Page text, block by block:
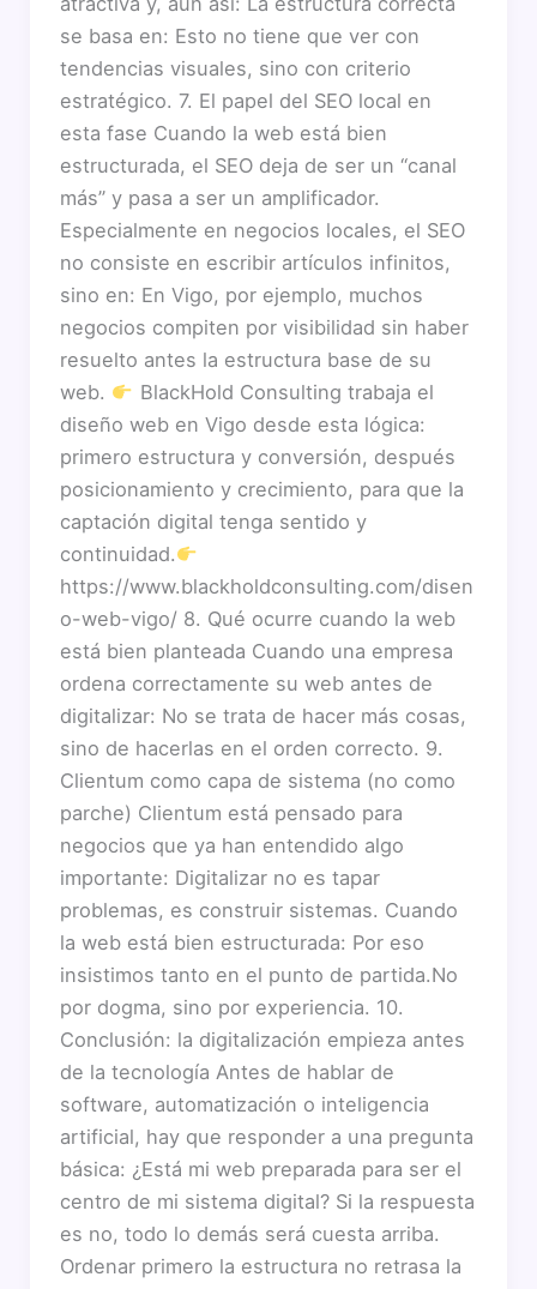
se basa en: Esto no tiene que ver con
tendencias visuales, sino con criterio
estratégico. 7. El papel del SEO local en
esta fase Cuando la web está bien
estructurada, el SEO deja de ser un “canal
más” y pasa a ser un amplificador.
Especialmente en negocios locales, el SEO
no consiste en escribir artículos infinitos,
sino en: En Vigo, por ejemplo, muchos
negocios compiten por visibilidad sin haber
resuelto antes la estructura base de su
web.
BlackHold Consulting trabaja el
diseño web en Vigo desde esta lógica:
primero estructura y conversión, después
posicionamiento y crecimiento, para que la
captación digital tenga sentido y
continuidad.
https://www.blackholdconsulting.com/disen
o-web-vigo/ 8. Qué ocurre cuando la web
está bien planteada Cuando una empresa
ordena correctamente su web antes de
digitalizar: No se trata de hacer más cosas,
sino de hacerlas en el orden correcto. 9.
Clientum como capa de sistema (no como
parche) Clientum está pensado para
negocios que ya han entendido algo
importante: Digitalizar no es tapar
problemas, es construir sistemas. Cuando
la web está bien estructurada: Por eso
insistimos tanto en el punto de partida.No
por dogma, sino por experiencia. 10.
Conclusión: la digitalización empieza antes
de la tecnología Antes de hablar de
software, automatización o inteligencia
artificial, hay que responder a una pregunta
básica: ¿Está mi web preparada para ser el
centro de mi sistema digital? Si la respuesta
es no, todo lo demás será cuesta arriba.
Ordenar primero la estructura no retrasa la